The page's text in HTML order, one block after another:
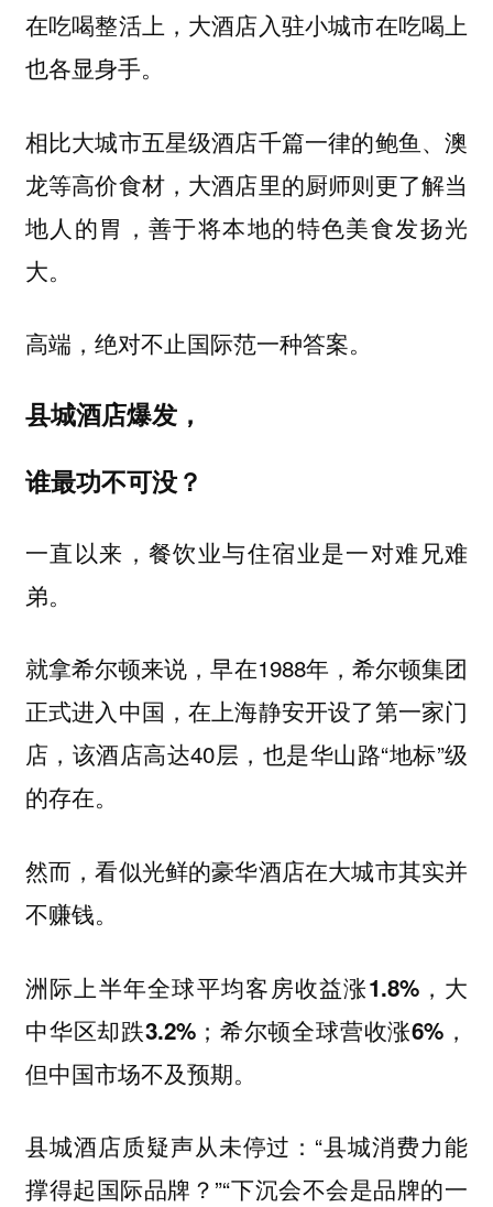
在吃喝整活上，大酒店入驻小城市在吃喝上
也各显身手。
相比大城市五星级酒店千篇一律的鲍鱼、澳
龙等高价食材，大酒店里的厨师则更了解当
地人的胃，善于将本地的特色美食发扬光
大。
高端，绝对不止国际范一种答案。
县城酒店爆发，
谁最功不可没？
一直以来，餐饮业与住宿业是一对难兄难
弟。
就拿希尔顿来说，早在1988年，希尔顿集团
正式进入中国，在上海静安开设了第一家门
店，该酒店高达40层，也是华山路“地标”级
的存在。
然而，看似光鲜的豪华酒店在大城市其实并
不赚钱。
洲际上半年全球平均客房收益涨1.8%，大
中华区却跌3.2%；希尔顿全球营收涨6%，
但中国市场不及预期。
县城酒店质疑声从未停过：“县城消费力能
撑得起国际品牌？”“下沉会不会是品牌的一